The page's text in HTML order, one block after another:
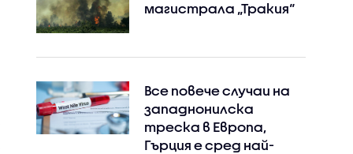
Instagram Facebook
магистрала „Тракия“
Все повече случаи на
западнонилска
треска в Европа,
Гърция е сред най-